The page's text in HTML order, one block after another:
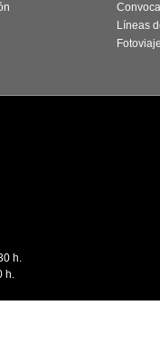
Líneas
h.
h.